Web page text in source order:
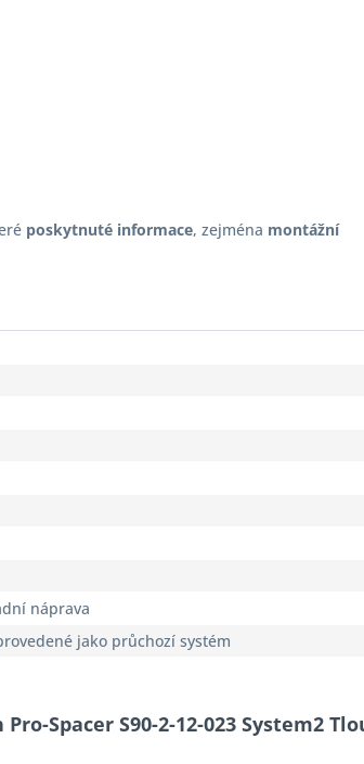
poskytnuté informace, zejména montážní
náprava
jako průchozí systém
Spacer S90-2-12-023 System2